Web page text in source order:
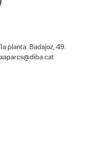
planta. Badajoz, 49.